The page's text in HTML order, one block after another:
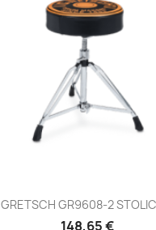
GRETSCH GR9608-2
148,65 €